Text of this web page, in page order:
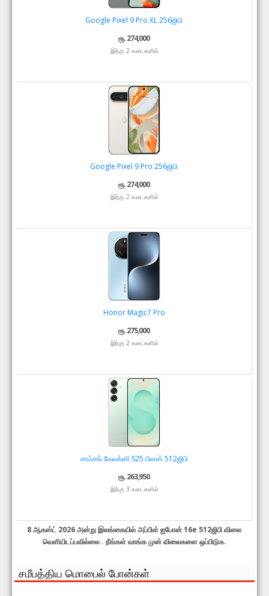
Google Pixel 9 Pro XL 256ஜிபி
ரூ. 274,000
இற்கு 2 கடைகளில்
Google Pixel 9 Pro 256ஜிபி
ரூ. 274,000
இற்கு 2 கடைகளில்
Honor Magic7 Pro
ரூ. 275,000
இற்கு 2 கடைகளில்
சாம்சங் கேலக்ஸி S25 பிளஸ் 512ஜிபி
ரூ. 263,950
இற்கு 3 கடைகளில்
8 ஆகஸ்ட் 2026 அன்று இலங்கையில் அப்பிள் ஐபோன் 16e 512ஜிபி விலை
வெளியிடப்பவில்லை . நீங்கள் வாங்க முன் விலைகளை ஒப்பிடுக.
சமீபத்திய மொபைல் போன்கள்